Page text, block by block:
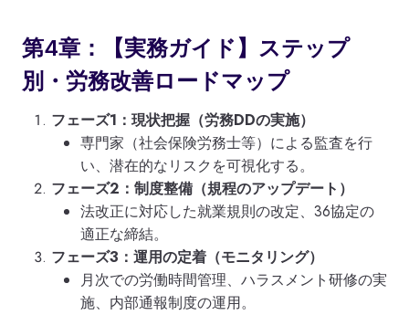
第4章：【実務ガイド】ステップ
別・労務改善ロードマップ
フェーズ1：現状把握（労務DDの実施）
専門家（社会保険労務士等）による監査を行
い、潜在的なリスクを可視化する。
フェーズ2：制度整備（規程のアップデート）
法改正に対応した就業規則の改定、36協定の
適正な締結。
フェーズ3：運用の定着（モニタリング）
月次での労働時間管理、ハラスメント研修の実
施、内部通報制度の運用。